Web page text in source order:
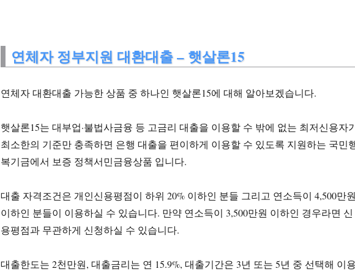
연체자 정부지원 대환대출 – 햇살론15
연체자 대환대출 가능한 상품 중 하나인 햇살론15에 대해 알아보겠습니다.
햇살론15는 대부업·불법사금융 등 고금리 대출을 이용할 수 밖에 없는 최저신용자
최소한의 기준만 충족하면 은행 대출을 편이하게 이용할 수 있도록 지원하는 국민
복기금에서 보증 정책서민금융상품 입니다.
대출 자격조건은 개인신용평점이 하위 20% 이하인 분들 그리고 연소득이 4,500만원
이하인 분들이 이용하실 수 있습니다. 만약 연소득이 3,500만원 이하인 경우라면 신
용평점과 무관하게 신청하실 수 있습니다.
대출한도는 2천만원, 대출금리는 연 15.9%, 대출기간은 3년 또는 5년 중 선택해 이용